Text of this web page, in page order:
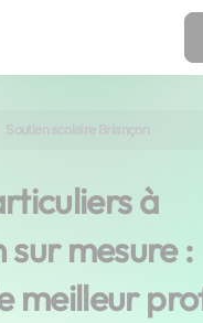
Soutien scolaire Briançon
à
sur mesure :
meilleur